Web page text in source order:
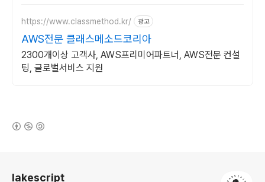
https://www.classmethod.kr/ 광고
AWS전문 클래스메소드코리아
2300개이상 고객사, AWS프리미어파트너, AWS전문 컨설
팅, 글로벌서비스 지원
lakescript